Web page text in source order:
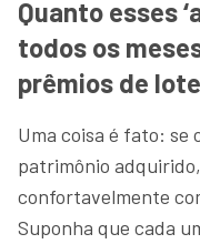
Quanto esses
todos os
prêmios de
Uma coisa é fato: se
patrimônio
confortavelmente
Suponha que cada